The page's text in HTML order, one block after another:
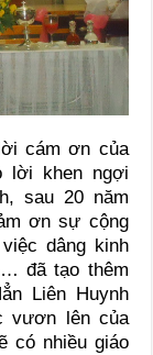
cám ơn của
lời khen ngợi
sau 20 năm
ơn sự cộng
dâng kinh
đã tạo thêm
Liên Huynh
vươn lên của
có nhiều giáo